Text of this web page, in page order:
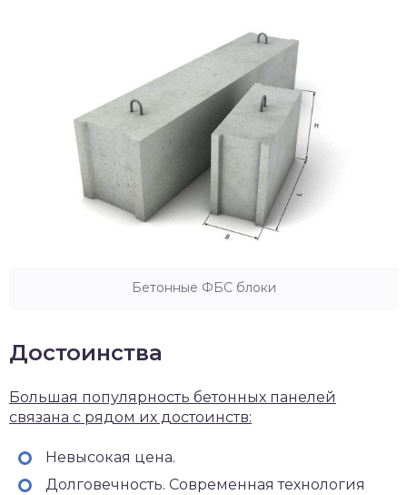
Бетонные ФБС блоки
Достоинства
Большая популярность бетонных панелей
связана с рядом их достоинств:
Невысокая цена.
Долговечность. Современная технология